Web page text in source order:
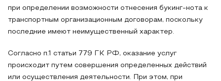
при определении возможности отнесения букинг-нота к
транспортным организационным договорам, поскольку
последние имеют неимущественный характер.
Согласно п.1 статьи 779 ГК РФ, оказание услуг
происходит путем совершения определенных действий
или осуществления деятельности. При этом, при